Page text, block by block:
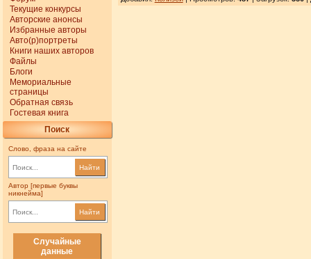
Текущие конкурсы
Авторские анонсы
Избранные авторы
Авто(р)портреты
Книги наших авторов
Файлы
Блоги
Мемориальные
страницы
Обратная связь
Гостевая книга
Поиск
Слово, фраза на сайте
Найти
Автор [первые буквы
никнейма]
Найти
Случайные
данные